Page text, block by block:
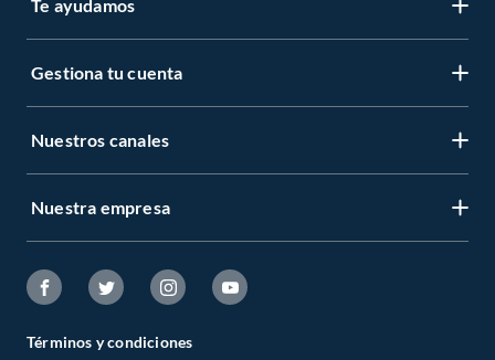
Te ayudamos
Gestiona tu cuenta
Nuestros canales
Nuestra empresa
Términos y condiciones